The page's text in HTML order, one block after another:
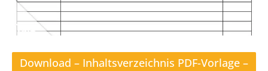
Download – Inhaltsverzeichnis PDF-Vorlage –